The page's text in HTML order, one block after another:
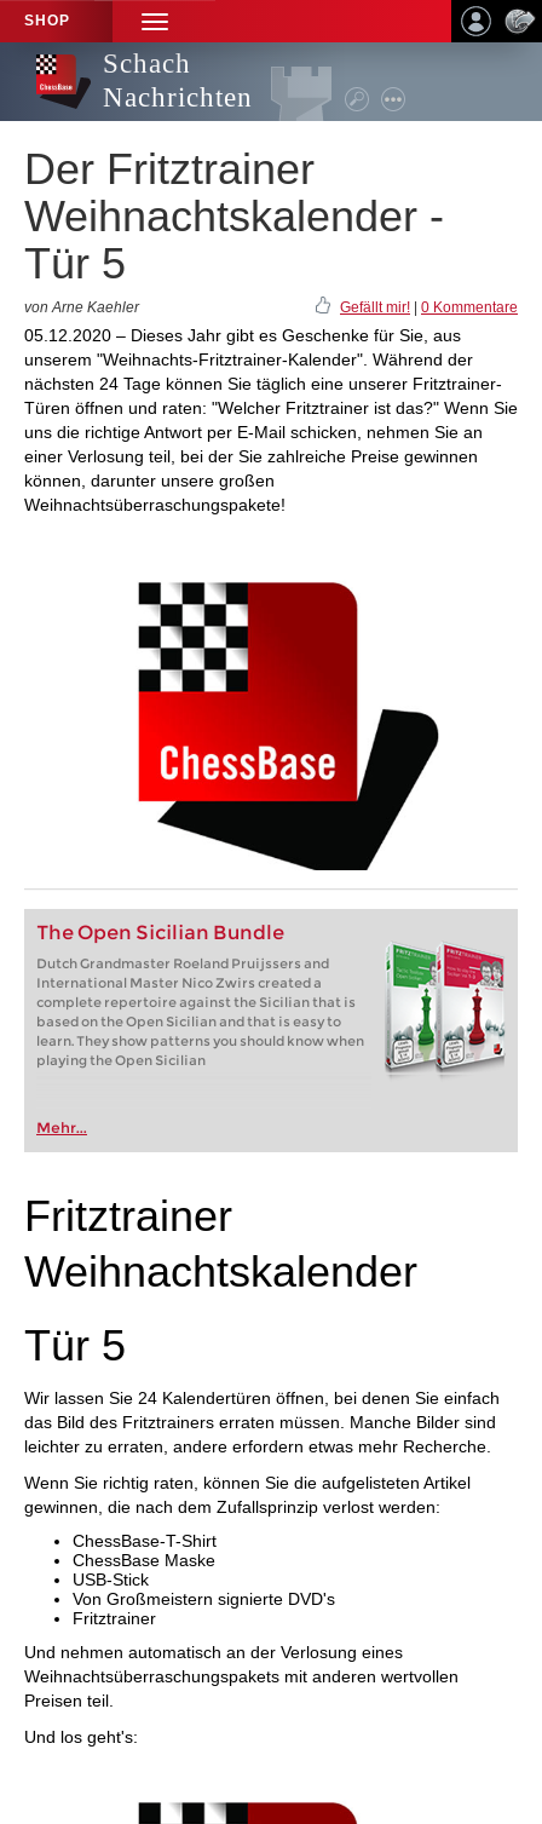
SHOP
TOGGLE
NAVIGATION
Schach
Nachrichten
Der Fritztrainer
Weihnachtskalender -
Tür 5
von Arne Kaehler Gefällt mir! 0 Kommentare
05.12.2020 – Dieses Jahr gibt es Geschenke für Sie, aus
unserem "Weihnachts-Fritztrainer-Kalender". Während der
nächsten 24 Tage können Sie täglich eine unserer Fritztrainer-
Türen öffnen und raten: "Welcher Fritztrainer ist das?" Wenn Sie
uns die richtige Antwort per E-Mail schicken, nehmen Sie an
einer Verlosung teil, bei der Sie zahlreiche Preise gewinnen
können, darunter unsere großen
Weihnachtsüberraschungspakete!
The Open Sicilian Bundle
Dutch Grandmaster Roeland Pruijssers and
International Master Nico Zwirs created a
complete repertoire against the Sicilian that is
based on the Open Sicilian and that is easy to
learn. They show patterns you should know when
playing the Open Sicilian
Mehr...
Fritztrainer
Weihnachtskalender
Tür 5
Wir lassen Sie 24 Kalendertüren öffnen, bei denen Sie einfach
das Bild des Fritztrainers erraten müssen. Manche Bilder sind
leichter zu erraten, andere erfordern etwas mehr Recherche.
Wenn Sie richtig raten, können Sie die aufgelisteten Artikel
gewinnen, die nach dem Zufallsprinzip verlost werden:
ChessBase-T-Shirt
ChessBase Maske
USB-Stick
Von Großmeistern signierte DVD's
Fritztrainer
Und nehmen automatisch an der Verlosung eines
Weihnachtsüberraschungspakets mit anderen wertvollen
Preisen teil.
Und los geht's: